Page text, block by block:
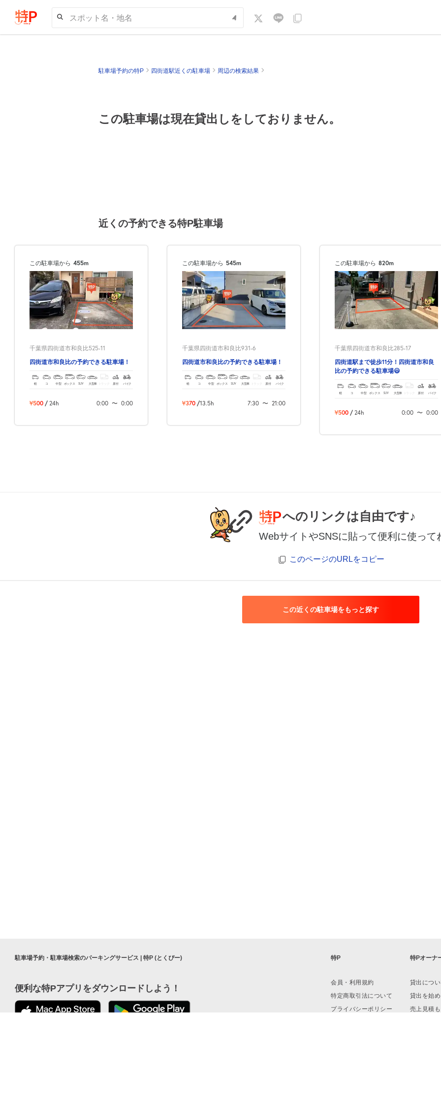
スポット名・地名
駐車場予約の特P 四街道駅近くの駐車場 周辺の検索結果
この駐車場は現在貸出しをしておりません。
近くの予約できる特P駐車場
この駐車場から 455m
千葉県四街道市和良比525-11
四街道市和良比の予約できる駐車場！
軽 コ 中型 ボックス SUV 大型車 トラック 原付 バイク
¥500 / 24h 0:00 〜 0:00
この駐車場から 545m
千葉県四街道市和良比931-6
四街道市和良比の予約できる駐車場！
軽 コ 中型 ボックス SUV 大型車 トラック 原付 バイク
¥370 /13.5h 7:30 〜 21:00
この駐車場から 820m
千葉県四街道市和良比285-17
四街道駅まで徒歩11分！四街道市和良
比の予約できる駐車場😃
軽 コ 中型 ボックス SUV 大型車 トラック 原付 バイク
¥500 / 24h 0:00 〜 0:00
へのリンクは自由です♪
WebサイトやSNSに貼って便利に使って
このページのURLをコピー
この近くの駐車場をもっと探す
駐車場予約・駐車場検索のパーキングサービス | 特P (とくぴー)
便利な特Pアプリをダウンロードしよう！
特P
会員・利用規約
特定商取引法について
プライバシーポリシー
特Pオーナ
貸出につ
貸出を始
売上見積